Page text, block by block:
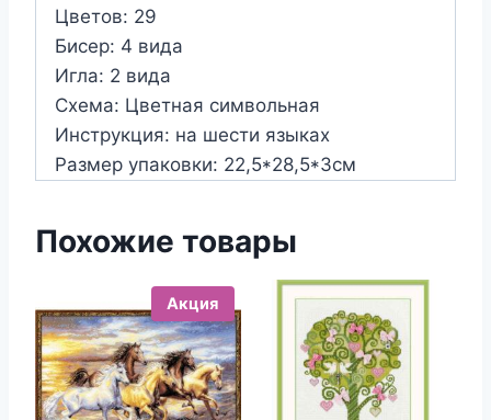
Цветов: 29
Бисер: 4 вида
Игла: 2 вида
Схема: Цветная символьная
Инструкция: на шести языках
Размер упаковки: 22,5*28,5*3см
Похожие товары
Акция